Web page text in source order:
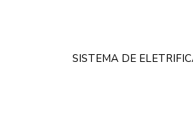
SISTEMA DE